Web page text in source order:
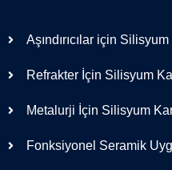
Aşındırıcılar için
Refrakter İçin Silisyum
Metalurji İçin Silisyum
Fonksiyonel Seramik